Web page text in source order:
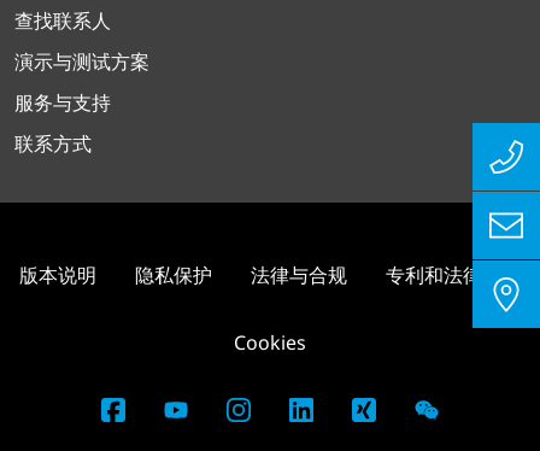
查找联系人
演示与测试方案
服务与支持
联系方式
版本说明 隐私保护 法律与合规 专利和法律信息
Cookies